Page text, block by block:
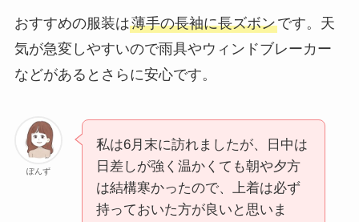
おすすめの服装は薄手の長袖に長ズボンです。天
気が急変しやすいので雨具やウィンドブレーカー
などがあるとさらに安心です。
ぽんず
私は6月末に訪れましたが、日中は
日差しが強く温かくても朝や夕方
は結構寒かったので、上着は必ず
持っておいた方が良いと思いま